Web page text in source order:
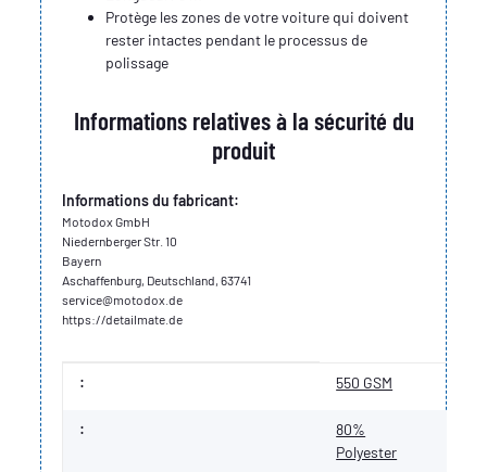
Protège les zones de votre voiture qui doivent
rester intactes pendant le processus de
polissage
Informations relatives à la sécurité du
produit
Informations du fabricant:
Motodox GmbH
Niedernberger Str. 10
Bayern
Aschaffenburg, Deutschland, 63741
service@motodox.de
https://detailmate.de
Valeur
Fabricant
: 550 GSM
:
80%
Polyester